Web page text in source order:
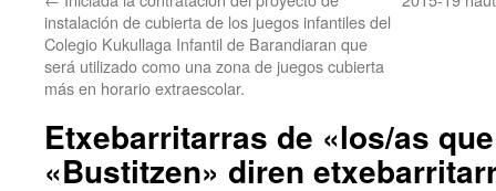
instalación de cubierta de los juegos infantiles del
Colegio Kukullaga Infantil de Barandiaran que
será utilizado como una zona de juegos cubierta
más en horario extraescolar.
Etxebarritarras de «los/as
«Bustitzen» diren